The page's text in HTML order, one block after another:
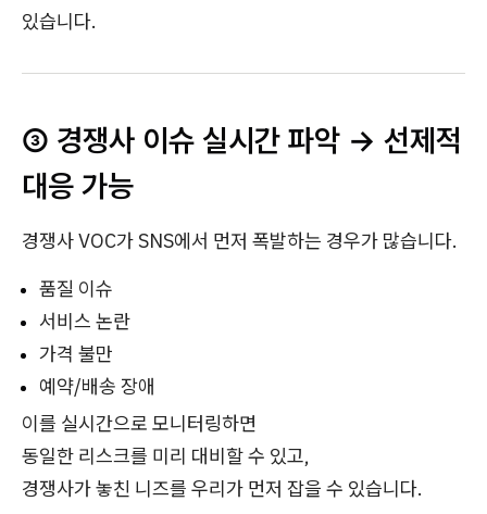
있습니다.
③ 경쟁사 이슈 실시간 파악 → 선제적
대응 가능
경쟁사 VOC가 SNS에서 먼저 폭발하는 경우가 많습니다.
품질 이슈
서비스 논란
가격 불만
예약/배송 장애
이를 실시간으로 모니터링하면
동일한 리스크를 미리 대비할 수 있고,
경쟁사가 놓친 니즈를 우리가 먼저 잡을 수 있습니다.